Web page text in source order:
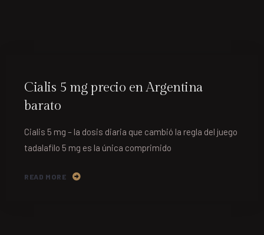
Cialis 5 mg precio en Argentina
barato
Cialis 5 mg – la dosis diaria que cambió la regla del juego
tadalafilo 5 mg es la única comprimido
READ MORE